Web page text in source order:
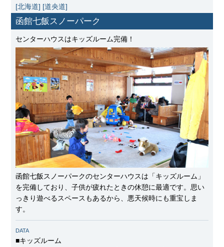
[北海道] [道央道]
函館七飯スノーパーク
センターハウスはキッズルーム完備！
函館七飯スノーパークのセンターハウスは「キッズルーム」
を完備しており、子供が疲れたときの休憩に最適です。思い
っきり遊べるスペースもあるから、悪天候時にも重宝しま
す。
DATA
■キッズルーム